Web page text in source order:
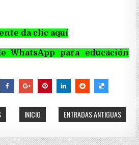
da clic aquí
WhatsApp para educación
ENTRADAS ANTIGUAS
INICIO